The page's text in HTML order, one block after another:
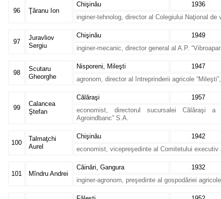
96 Ţăranu Ion
Chişinău
1936
inginer-tehnolog, director al Colegiului Naţional
97
Juravliov
Sergiu
Chişinău
1949
inginer-mecanic, director general al A.P.
98
Scutaru
Gheorghe
Nisporeni, Mileşti
1947
agronom, director al întreprinderii agricole
99
Calancea
Ştefan
Călăraşi
1957
economist, directorul sucursalei Călăraşi a
Agroindbanc” S.A.
100
Talmaţchi
Aurel
Chişinău
1942
economist, vicepreşedinte al Comitetului executiv
101 Mîndru Andrei
Căinări, Gangura
1932
inginer-agronom, preşedinte al gospodăriei